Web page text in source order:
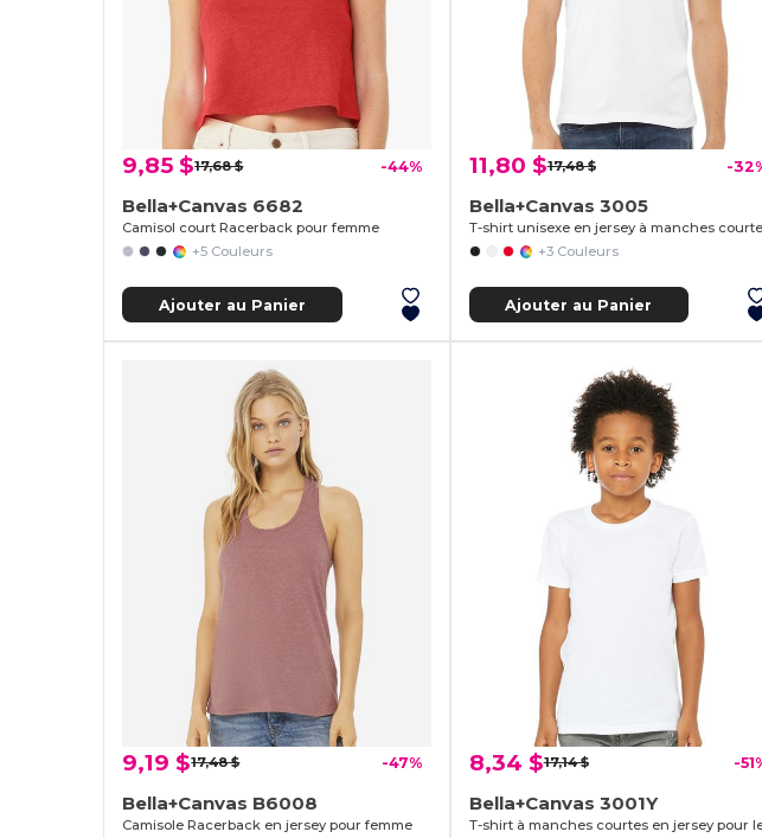
9,85 $17,68 $ -44%
Bella+Canvas 6682
Camisol court Racerback pour femme
+5 Couleurs
Ajouter au Panier
11,80 $17,48 $ -
Bella+Canvas 3005
+3 Couleurs
Ajouter au Panier
9,19 $17,48 $ -47%
Bella+Canvas B6008
Camisole Racerback en jersey pour femme
8,34 $17,14 $ -
Bella+Canvas 3001Y